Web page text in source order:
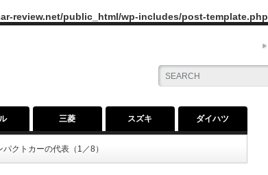
review.net/public_html/wp-includes/post-template.php
三菱 スズキ ダイハツ
クトカーの代表（1／8）